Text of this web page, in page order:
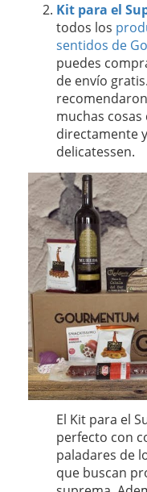
Kit para el
todos los
sentidos de
puedes
de envío
muchas cosas
directamente
delicatessen.
El Kit para el
perfecto con
paladares de
que buscan